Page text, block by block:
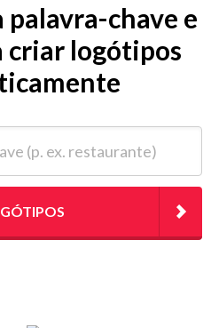
chave e
criar logótipos